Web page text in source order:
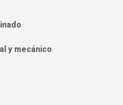
.
y mecánico.